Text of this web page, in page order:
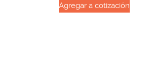
Agregar a cotización